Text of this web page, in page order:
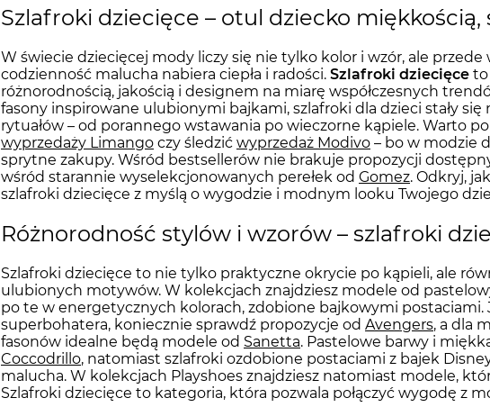
Szlafroki dziecięce – otul dziecko
W świecie dziecięcej mody liczy się nie tylko kolor i wzór, ale
codzienność malucha nabiera ciepła i radości. Szlafroki dziecięce to
różnorodnością, jakością i designem na miarę współczesnych
fasony inspirowane ulubionymi bajkami, szlafroki dla dzieci stały
rytuałów – od porannego wstawania po wieczorne kąpiele. Warto
wyprzedaży Limango czy śledzić wyprzedaż Modivo – bo w modzie
sprytne zakupy. Wśród bestsellerów nie brakuje propozycji
wśród starannie wyselekcjonowanych perełek od Gomez. Odkryj,
szlafroki dziecięce z myślą o wygodzie i modnym looku Twojego
Różnorodność stylów i wzorów – szlafroki
Szlafroki dziecięce to nie tylko praktyczne okrycie po kąpieli, ale
ulubionych motywów. W kolekcjach znajdziesz modele od
po te w energetycznych kolorach, zdobione bajkowymi postaciami.
superbohatera, koniecznie sprawdź propozycje od Avengers, a dla
fasonów idealne będą modele od Sanetta. Pastelowe barwy i
Coccodrillo, natomiast szlafroki ozdobione postaciami z bajek
malucha. W kolekcjach Playshoes znajdziesz natomiast modele,
Szlafroki dziecięce to kategoria, która pozwala połączyć wygodę z